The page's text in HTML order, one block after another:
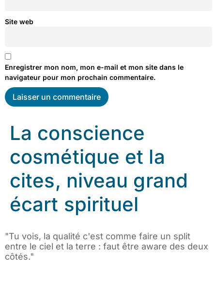
Site web
Enregistrer mon nom, mon e-mail et mon site dans le
navigateur pour mon prochain commentaire.
La conscience
cosmétique et la
cites, niveau grand
écart spirituel
"Tu vois, la qualité c'est comme faire un split
entre le ciel et la terre : faut être aware des deux
côtés."